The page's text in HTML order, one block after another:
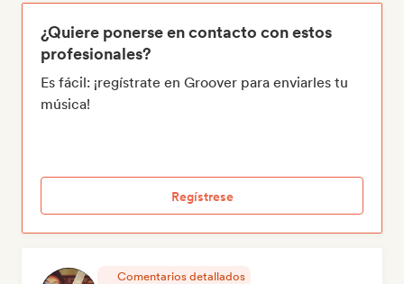
¿Quiere ponerse en contacto con estos
profesionales?
Es fácil: ¡regístrate en Groover para enviarles tu
música!
Regístrese
Comentarios detallados